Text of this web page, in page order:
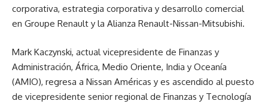
corporativa, estrategia corporativa y desarrollo comercial
en Groupe Renault y la Alianza Renault-Nissan-Mitsubishi.
Mark Kaczynski, actual vicepresidente de Finanzas y
Administración, África, Medio Oriente, India y Oceanía
(AMIO), regresa a Nissan Américas y es ascendido al puesto
de vicepresidente senior regional de Finanzas y Tecnología